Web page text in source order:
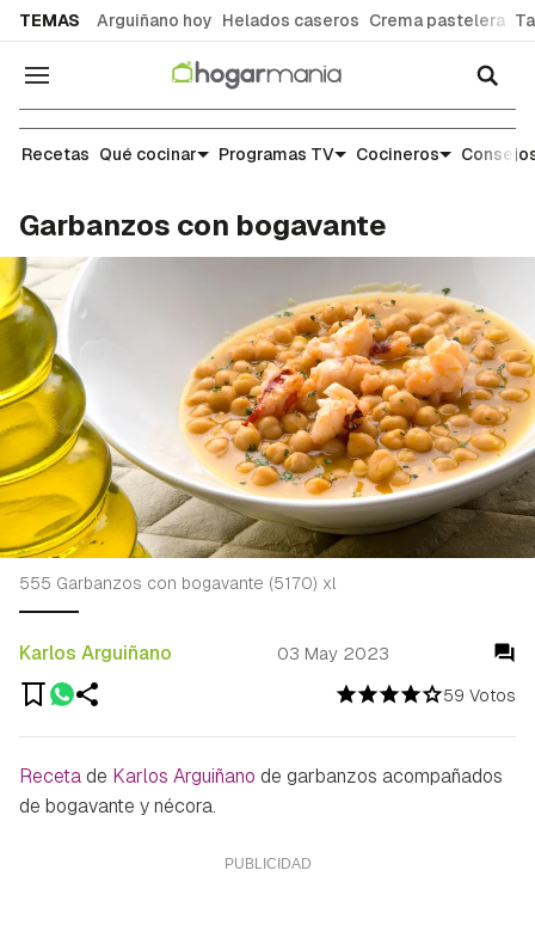
TEMAS Arguiñano hoy Helados caseros Crema pastelera
Navegación
Recetas
Recetas Qué cocinar Programas TV Cocineros
Garbanzos con bogavante
59 Votos
Karlos Arguiñano 03 May 2023
555 Garbanzos con bogavante (5170) xl
Recetade Karlos Arguiñano de garbanzos acompañados
de bogavante y nécora.